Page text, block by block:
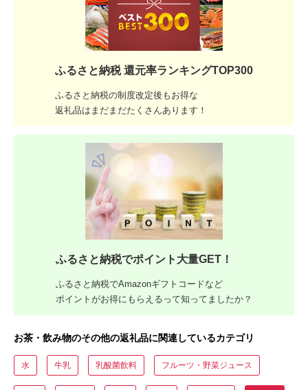
ふるさと納税 還元率ランキングTOP300
ふるさと納税の制度改定後もお得な
返礼品はまだまだたくさんあります！
ふるさと納税でポイント大量GET！
ふるさと納税でAmazonギフトコードなど
ポイントがお得にもらえるって知ってましたか？
お茶・飲み物のその他の返礼品に関連しているカテゴリ
水 牛乳 乳酸菌飲料 フルーツ・野菜ジュース